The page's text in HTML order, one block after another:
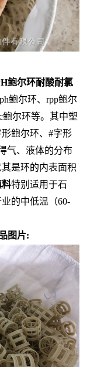
鲍尔环耐酸耐氯
鲍尔环、rpp鲍尔
鲍尔环等。其中塑
鲍尔环、#字形
气、液体的分布
是环的内表面积
料特别适用于石
的中低温（60-
图片: